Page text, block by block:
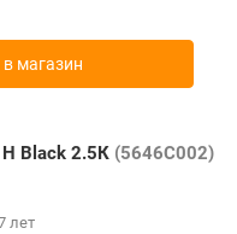
магазин
Black 2.5К (5646C002)
лет